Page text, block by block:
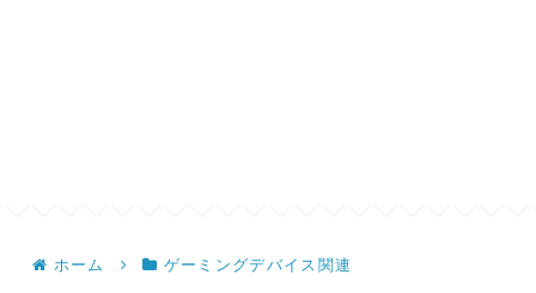
ホーム ゲーミングデバイス関連